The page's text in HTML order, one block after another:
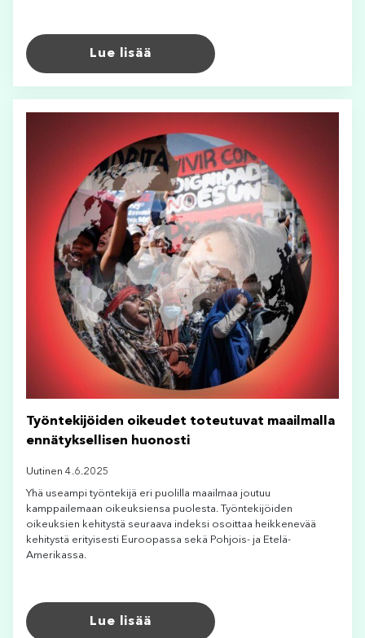
Lue lisää
Työntekijöiden oikeudet toteutuvat maailmalla
ennätyksellisen huonosti
Uutinen 4.6.2025
Yhä useampi työntekijä eri puolilla maailmaa joutuu
kamppailemaan oikeuksiensa puolesta. Työntekijöiden
oikeuksien kehitystä seuraava indeksi osoittaa heikkenevää
kehitystä erityisesti Euroopassa sekä Pohjois- ja Etelä-
Amerikassa.
Lue lisää